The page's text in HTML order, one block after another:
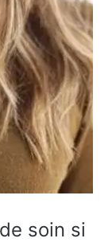
soin si